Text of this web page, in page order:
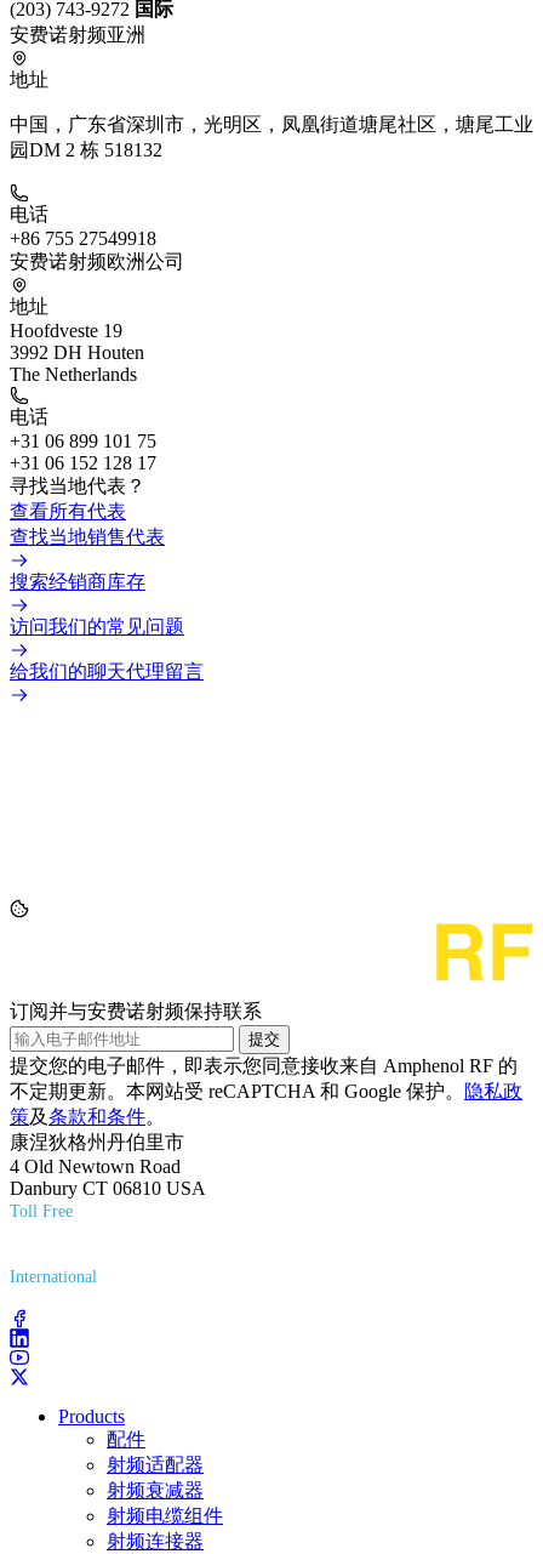
(203) 743-9272 国际
安费诺射频亚洲
地址
中国，广东省深圳市，光明区，凤凰街道塘尾社区，塘尾工业
园DM 2 栋 518132
电话
+86 755 27549918
安费诺射频欧洲公司
地址
Hoofdveste 19
3992 DH Houten
The Netherlands
电话
+31 06 899 101 75
+31 06 152 128 17
寻找当地代表？
查看所有代表
查找当地销售代表
搜索经销商库存
访问我们的常见问题
给我们的聊天代理留言
订阅并与安费诺射频保持联系
提交
提交您的电子邮件，即表示您同意接收来自 Amphenol RF 的
不定期更新。本网站受 reCAPTCHA 和 Google 保护。
隐私政
策及条款和条件。
康涅狄格州丹伯里市
4 Old Newtown Road
Danbury CT 06810 USA
Toll Free
International
Products
配件
射频适配器
射频衰减器
射频电缆组件
射频连接器